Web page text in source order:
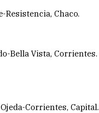
Chaco.
Bella Vista, Corrientes.
Corrientes, Capital.